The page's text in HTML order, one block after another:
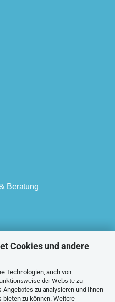
Cookies und andere
Technologien, auch von
der Website zu
zu analysieren und Ihnen
zu können. Weitere
Beratung